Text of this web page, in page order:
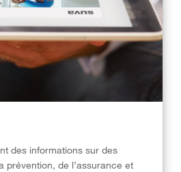
des informations sur des
prévention, de l’assurance et